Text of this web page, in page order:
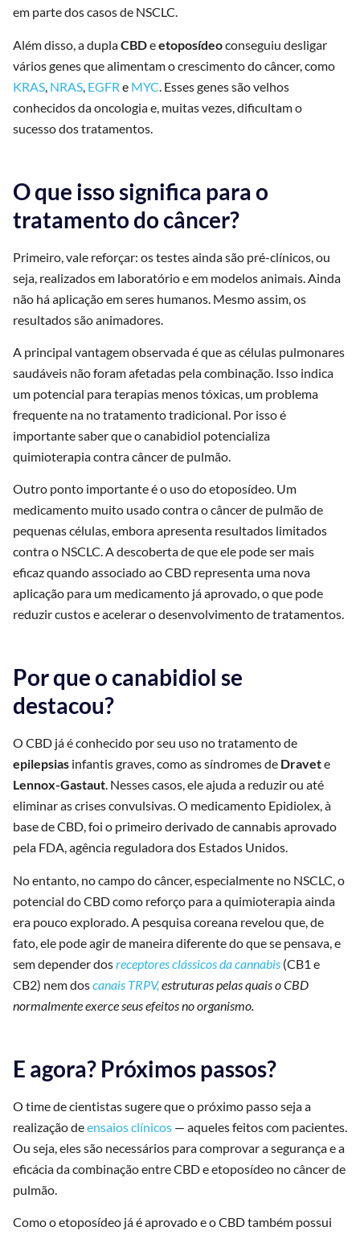
em parte dos casos de NSCLC.
Além disso, a duplaCBDeetoposídeoconseguiu desligar
vários genes que alimentam o crescimento do câncer, como
KRAS NRAS EGFR e MYC . Esses genes são velhos
conhecidos da oncologia e, muitas vezes, dificultam o
sucesso dos tratamentos.
O que isso significa para o
tratamento do câncer?
Primeiro, vale reforçar: os testes ainda são pré-clínicos, ou
seja, realizados em laboratório e em modelos animais. Ainda
não há aplicação em seres humanos. Mesmo assim, os
resultados são animadores.
A principal vantagem observada é que as células pulmonares
saudáveis não foram afetadas pela combinação. Isso indica
um potencial para terapias menos tóxicas, um problema
frequente na no tratamento tradicional. Por isso é
importante saber que o canabidiol potencializa
quimioterapia contra câncer de pulmão.
Outro ponto importante é o uso do etoposídeo. Um
medicamento muito usado contra o câncer de pulmão de
pequenas células, embora apresenta resultados limitados
contra o NSCLC. A descoberta de que ele pode ser mais
eficaz quando associado ao CBD representa uma nova
aplicação para um medicamento já aprovado, o que pode
reduzir custos e acelerar o desenvolvimento de tratamentos.
Por que o canabidiol se
destacou?
O CBD já é conhecido por seu uso no tratamento de
epilepsias infantis graves, como as síndromes de Dravete
Lennox-Gastaut. Nesses casos, ele ajuda a reduzir ou até
eliminar as crises convulsivas. O medicamento Epidiolex, à
base de CBD, foi o primeiro derivado de cannabis aprovado
pela FDA, agência reguladora dos Estados Unidos.
No entanto, no campo do câncer, especialmente no NSCLC, o
potencial do CBD como reforço para a quimioterapia ainda
era pouco explorado. A pesquisa coreana revelou que, de
fato, ele pode agir de maneira diferente do que se pensava, e
sem depender dosreceptores clássicos da cannabis (CB1 e
CB2) nem doscanais TRPV,estruturas pelas quais o CBD
normalmente exerce seus efeitos no organismo.
E agora? Próximos passos?
O time de cientistas sugere que o próximo passo seja a
realização deensaios clínicos — aqueles feitos com pacientes.
Ou seja, eles são necessários para comprovar a segurança e a
eficácia da combinação entre CBD e etoposídeo no câncer de
pulmão.
Como o etoposídeo já é aprovado e o CBD também possui